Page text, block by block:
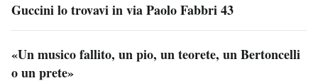
Guccini lo trovavi in via Paolo Fabbri 43
«Un musico fallito, un pio, un teorete, un Bertoncelli
o un prete»